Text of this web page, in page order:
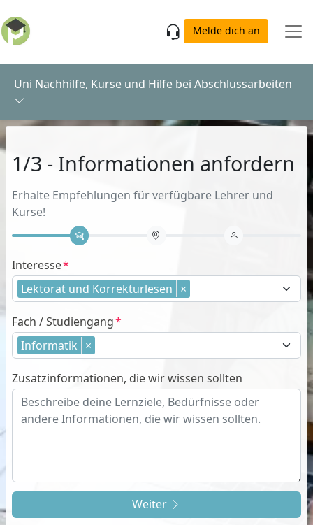
Melde dich an
Uni Nachhilfe, Kurse und Hilfe bei Abschlussarbeiten
1/3 - Informationen anfordern
Erhalte Empfehlungen für verfügbare Lehrer und
Kurse!
Interesse
Lektorat und Korrekturlesen ×
Fach / Studiengang
Informatik ×
Zusatzinformationen, die wir wissen sollten
Weiter